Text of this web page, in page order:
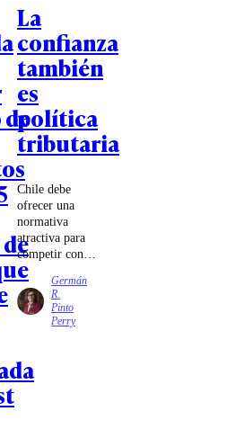
La
confianza
también
es
política
tributaria
Chile debe
ofrecer una
normativa
atractiva para
competir con
los mecanismos
de estabilidad e
invariabilidad
existentes en
especialmente
cuando el
Germán
R.
Pinto
Perry